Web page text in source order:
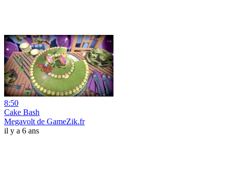
8:50
Cake Bash
Megavolt de GameZik.fr
il y a 6 ans